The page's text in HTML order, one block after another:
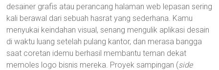
desainer grafis atau perancang halaman web lepasan sering
kali berawal dari sebuah hasrat yang sederhana. Kamu
menyukai keindahan visual, senang mengulik aplikasi desain
di waktu luang setelah pulang kantor, dan merasa bangga
saat coretan idemu berhasil membantu teman dekat
memoles logo bisnis mereka. Proyek sampingan (side